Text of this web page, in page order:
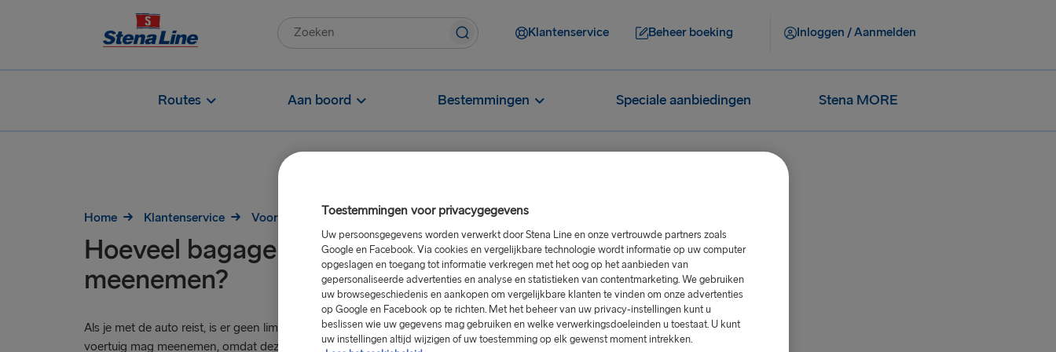
Klantenservice Beheer boeking Inloggen / Aanmelden
Routes Aan boord Bestemmingen Speciale aanbiedingen Stena MORE
Home Klantenservice Voorafgaand aan de reis Hoeveel bagage mag ik meenemen?
Hoeveel bagage mag ik
meenemen?
Als je met de auto reist, is er geen limiet aan de hoeveelheid bagage die je in je
voertuig mag meenemen, omdat deze in je voertuig op ons autodek blijft.
Toestemmingen voor privacygegevens
Uw persoonsgegevens worden verwerkt door Stena Line en onze vertrouwde partners zoals
Google en Facebook. Via cookies en vergelijkbare technologie wordt informatie op uw computer
opgeslagen en toegang tot informatie verkregen met het oog op het aanbieden van
gepersonaliseerde advertenties en analyse en statistieken van contentmarketing. We gebruiken
uw browsegeschiedenis en aankopen om vergelijkbare klanten te vinden om onze advertenties
op Google en Facebook op te richten. Met het beheer van uw privacy-instellingen kunt u
beslissen wie uw gegevens mag gebruiken en welke verwerkingsdoeleinden u toestaat. U kunt
uw instellingen altijd wijzigen of uw toestemming op elk gewenst moment intrekken.